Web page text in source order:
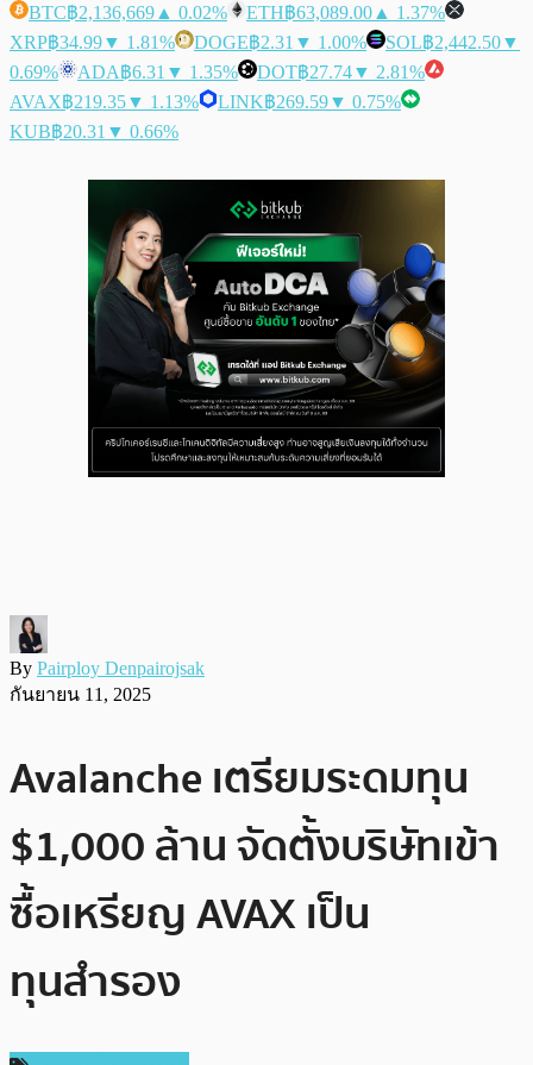
BTC฿2,136,669 ▲ 0.02% ETH฿63,089.00 ▲ 1.37%
XRP฿34.99▼ 1.81% DOGE฿2.31 ▼ 1.00% SOL฿2,442.50▼
0.69%
ADA฿6.31 ▼ 1.35% DOT฿27.74▼ 2.81%
AVAX฿219.35▼ 1.13% LINK฿269.59▼ 0.75%
KUB฿20.31 ▼ 0.66%
By Pairploy Denpairojsak
กันยายน 11, 2025
Avalanche เตรียมระดมทุน
$1,000 ล้าน จัดตั้งบริษัทเข้า
ซื้อเหรียญ AVAX เป็น
ทุนสำรอง